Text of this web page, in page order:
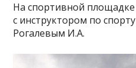
На спортивной
с инструктором по
Рогалевым И.А.